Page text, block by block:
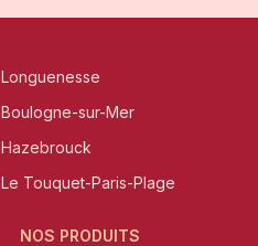
Longuenesse
Boulogne-sur-Mer
Hazebrouck
Le Touquet-Paris-Plage
NOS PRODUITS